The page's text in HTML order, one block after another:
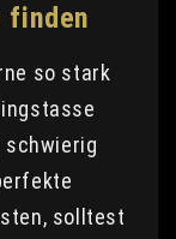
finden
so stark
schwierig
solltest